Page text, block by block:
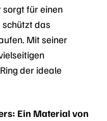
sorgt für einen
das
Mit seiner
der ideale
Ein Material von